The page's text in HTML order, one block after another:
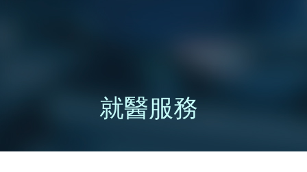
就醫服務